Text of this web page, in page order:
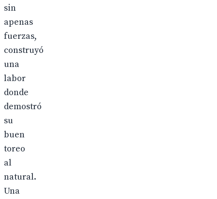
sin
apenas
fuerzas,
construyó
una
labor
donde
demostró
su
buen
toreo
al
natural.
Una